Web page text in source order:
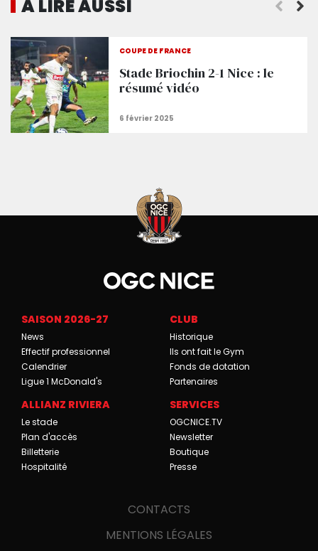
A LIRE AUSSI
COUPE DE FRANCE
Stade Briochin 2-1 Nice : le
résumé vidéo
Souquet : « Quand tu vas avec le maillot du Gym
SAISON 2026-27
News
Effectif professionnel
Calendrier
Ligue 1 McDonald's
CLUB
Historique
Ils ont fait le Gym
Fonds de dotation
Partenaires
ALLIANZ RIVIERA
Le stade
Plan d'accès
Billetterie
Hospitalité
SERVICES
OGCNICE.TV
Newsletter
Boutique
Presse
CONTACTS
MENTIONS LÉGALES